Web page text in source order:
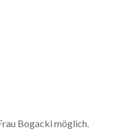
Bogacki möglich.